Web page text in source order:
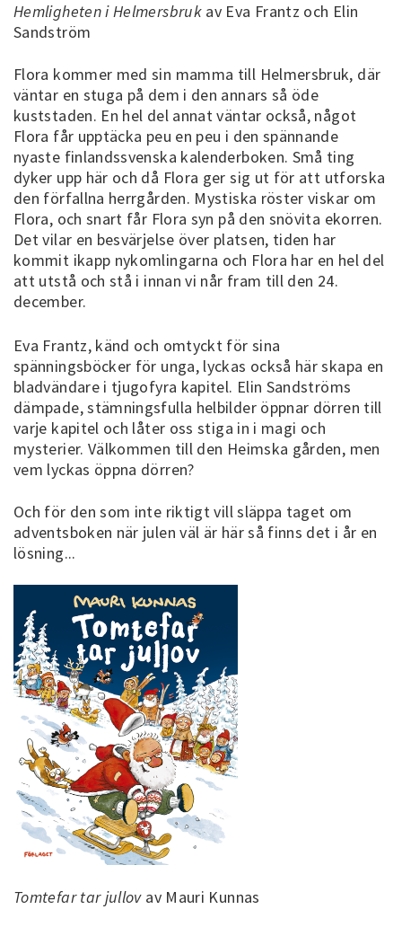
Hemligheten i Helmersbruk av Eva Frantz och Elin
Sandström
Flora kommer med sin mamma till Helmersbruk, där
väntar en stuga på dem i den annars så öde
kuststaden. En hel del annat väntar också, något
Flora får upptäcka peu en peu i den spännande
nyaste finlandssvenska kalenderboken. Små ting
dyker upp här och då Flora ger sig ut för att utforska
den förfallna herrgården. Mystiska röster viskar om
Flora, och snart får Flora syn på den snövita ekorren.
Det vilar en besvärjelse över platsen, tiden har
kommit ikapp nykomlingarna och Flora har en hel del
att utstå och stå i innan vi når fram till den 24.
december.
Eva Frantz, känd och omtyckt för sina
spänningsböcker för unga, lyckas också här skapa en
bladvändare i tjugofyra kapitel. Elin Sandströms
dämpade, stämningsfulla helbilder öppnar dörren till
varje kapitel och låter oss stiga in i magi och
mysterier. Välkommen till den Heimska gården, men
vem lyckas öppna dörren?
Och för den som inte riktigt vill släppa taget om
adventsboken när julen väl är här så finns det i år en
lösning...
Tomtefar tar jullovav Mauri Kunnas